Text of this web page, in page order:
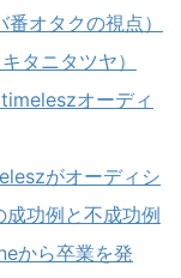
オタクの視点）
タニタツヤ）
オーディ
がオーディシ
功例と不成功例
から卒業を発